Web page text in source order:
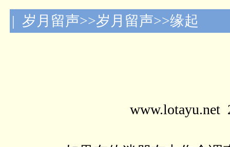
| 岁月留声>>岁月留声>>缘起
www.lotayu.net